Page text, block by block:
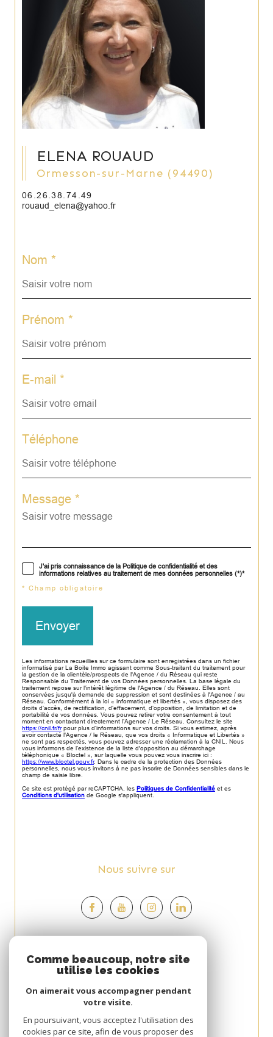
ELENA ROUAUD
Ormesson-sur-Marne (94490)
06.26.38.74.49
rouaud_elena@yahoo.fr
Nom *
Prénom *
E-mail *
Téléphone
Message *
J'ai pris connaissance de la Politique de confidentialité et des
informations relatives au traitement de mes données personnelles (*)*
* Champ obligatoire
Envoyer
Les informations recueillies sur ce formulaire sont enregistrées dans un fichier
informatisé par La Boite Immo agissant comme Sous-traitant du traitement pour
la gestion de la clientèle/prospects de l'Agence / du Réseau qui reste
Responsable du Traitement de vos Données personnelles. La base légale du
traitement repose sur l'intérêt légitime de l'Agence / du Réseau. Elles sont
conservées jusqu'à demande de suppression et sont destinées à l'Agence / au
Réseau. Conformément à la loi « informatique et libertés », vous disposez des
droits d’accès, de rectification, d’effacement, d’opposition, de limitation et de
portabilité de vos données. Vous pouvez retirer votre consentement à tout
moment en contactant directement l’Agence / Le Réseau. Consultez le site
https://cnil.fr/frpour plus d’informations sur vos droits. Si vous estimez, après
avoir contacté l'Agence / le Réseau, que vos droits « Informatique et Libertés »
ne sont pas respectés, vous pouvez adresser une réclamation à la CNIL. Nous
vous informons de l’existence de la liste d'opposition au démarchage
téléphonique « Bloctel », sur laquelle vous pouvez vous inscrire ici :
https://www.bloctel.gouv.fr. Dans le cadre de la protection des Données
personnelles, nous vous invitons à ne pas inscrire de Données sensibles dans le
champ de saisie libre.
Ce site est protégé par reCAPTCHA, les Politiques de Confidentialité et es
Conditions d'utilisation de Google s'appliquent.
Nous suivre sur
Espace
PROPRIÉTAIRE
Se connecter
Avis
Comme beaucoup, notre site
utilise les cookies
On aimerait vous accompagner pendant
votre visite.
En poursuivant, vous acceptez l'utilisation des
cookies par ce site, afin de vous proposer des